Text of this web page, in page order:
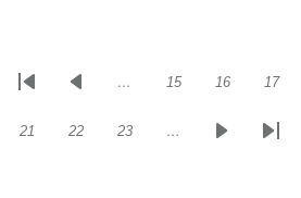
Sayfalama
İlk
Önceki… Sayfa
15 Sayfa
16 Sayfa
17
Sayfa
21 Sayfa
22 Sayfa
23 …
SonrakiSon